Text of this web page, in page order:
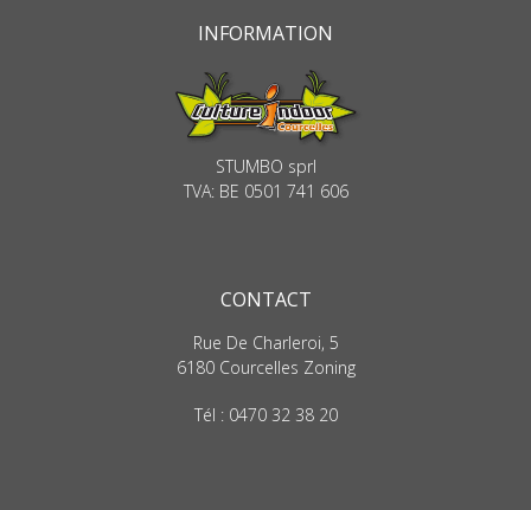
INFORMATION
STUMBO sprl
TVA: BE 0501 741 606
CONTACT
Rue De Charleroi, 5
6180 Courcelles Zoning
Tél : 0470 32 38 20